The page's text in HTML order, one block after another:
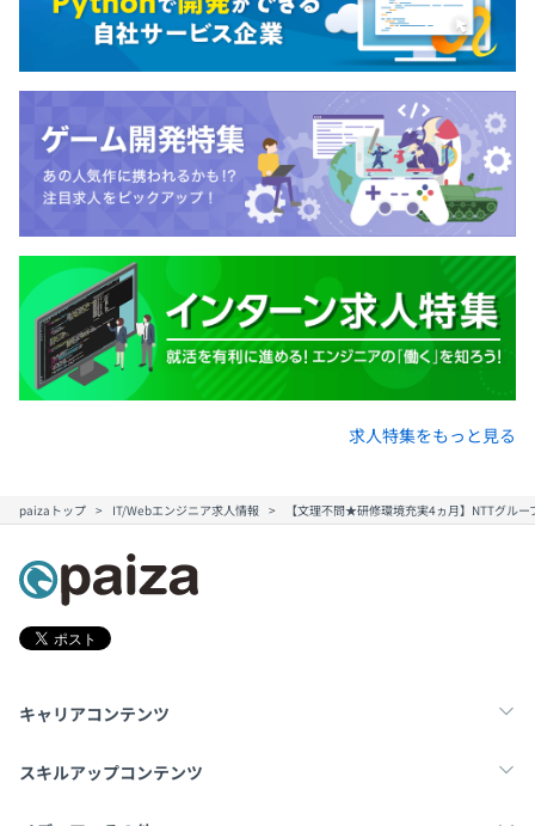
求人特集をもっと見る
paizaトップ IT/Webエンジニア求人情報 【文理不問★研修環境充実4ヵ月】NTTグル
キャリアコンテンツ
転職・キャリア
スキルアップコンテンツ